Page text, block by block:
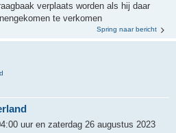
verplaats worden als hij daar
te verkomen
Spring naar bericht
uur en zaterdag 26 augustus 2023